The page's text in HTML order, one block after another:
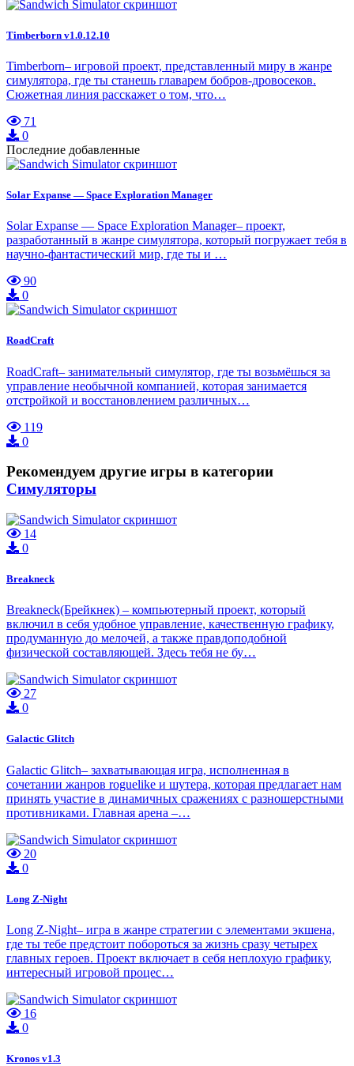
Timberborn v1.0.12.10
Timberborn– игровой проект, представленный миру в жанре
симулятора, где ты станешь главарем бобров-дровосеков.
Сюжетная линия расскажет о том, что…
71
0
Последние добавленные
Solar Expanse — Space Exploration Manager
Solar Expanse — Space Exploration Manager– проект,
разработанный в жанре симулятора, который погружает тебя в
научно-фантастический мир, где ты и …
90
0
RoadCraft
RoadCraft– занимательный симулятор, где ты возьмёшься за
управление необычной компанией, которая занимается
отстройкой и восстановлением различных…
119
0
Рекомендуем другие игры в категории
Симуляторы
14
0
Breakneck
Breakneck(Брейкнек) – компьютерный проект, который
включил в себя удобное управление, качественную графику,
продуманную до мелочей, а также правдоподобной
физической составляющей. Здесь тебя не бу…
27
0
Galactic Glitch
Galactic Glitch– захватывающая игра, исполненная в
сочетании жанров roguelike и шутера, которая предлагает нам
принять участие в динамичных сражениях с разношерстными
противниками. Главная арена –…
20
0
Long Z-Night
Long Z-Night– игра в жанре стратегии с элементами экшена,
где ты тебе предстоит побороться за жизнь сразу четырех
главных героев. Проект включает в себя неплохую графику,
интересный игровой процес…
16
0
Kronos v1.3